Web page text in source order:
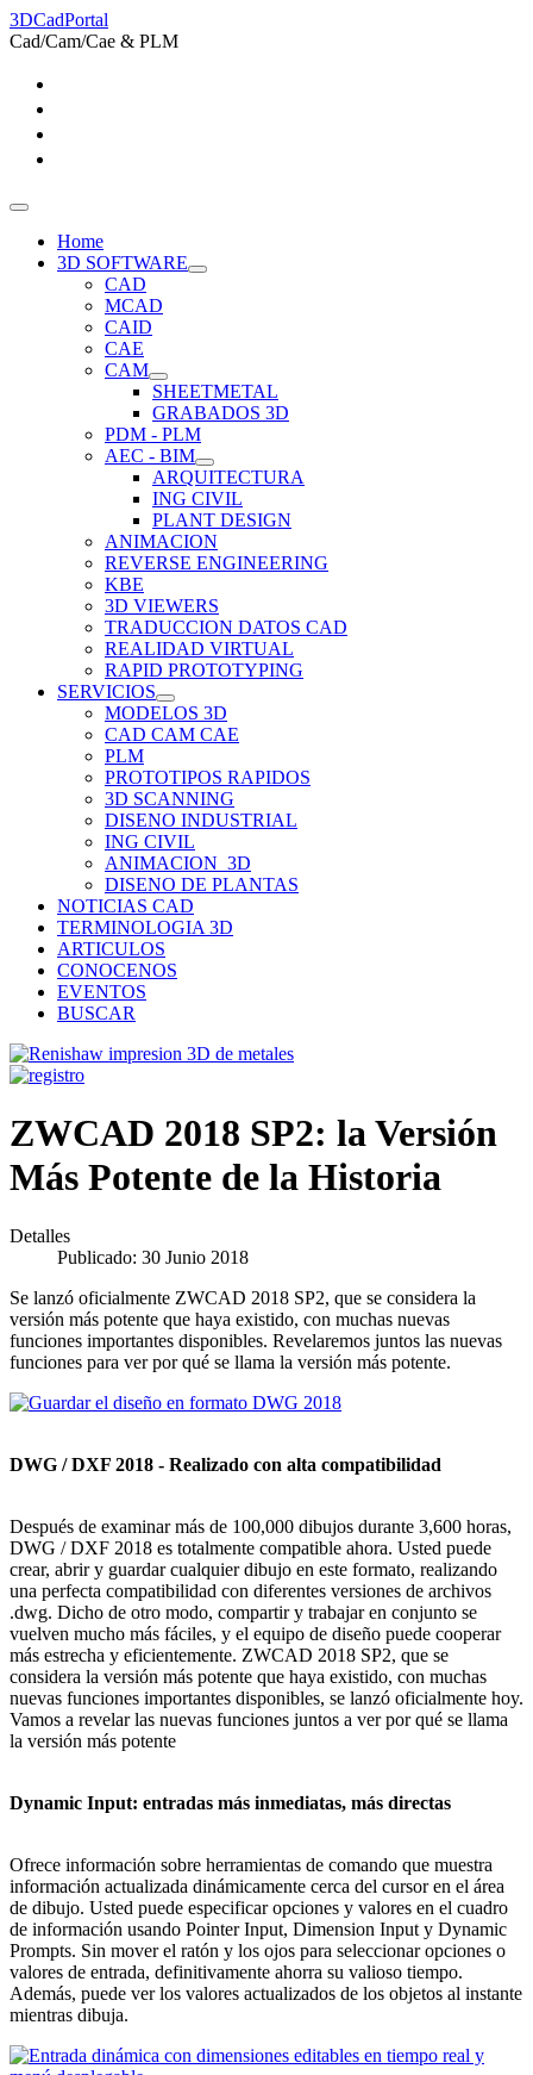
3DCadPortal
Cad/Cam/Cae & PLM
Home
3D SOFTWARE
CAD
MCAD
CAID
CAE
CAM
SHEETMETAL
GRABADOS 3D
PDM - PLM
AEC - BIM
ARQUITECTURA
ING CIVIL
PLANT DESIGN
ANIMACION
REVERSE ENGINEERING
KBE
3D VIEWERS
TRADUCCION DATOS CAD
REALIDAD VIRTUAL
RAPID PROTOTYPING
SERVICIOS
MODELOS 3D
CAD CAM CAE
PLM
PROTOTIPOS RAPIDOS
3D SCANNING
DISENO INDUSTRIAL
ING CIVIL
ANIMACION_3D
DISENO DE PLANTAS
NOTICIAS CAD
TERMINOLOGIA 3D
ARTICULOS
CONOCENOS
EVENTOS
BUSCAR
ZWCAD 2018 SP2: la Versión
Más Potente de la Historia
Detalles
Publicado: 30 Junio 2018
Se lanzó oficialmente ZWCAD 2018 SP2, que se considera la
versión más potente que haya existido, con muchas nuevas
funciones importantes disponibles. Revelaremos juntos las nuevas
funciones para ver por qué se llama la versión más potente.
DWG / DXF 2018 - Realizado con alta compatibilidad
Después de examinar más de 100,000 dibujos durante 3,600 horas,
DWG / DXF 2018 es totalmente compatible ahora. Usted puede
crear, abrir y guardar cualquier dibujo en este formato, realizando
una perfecta compatibilidad con diferentes versiones de archivos
.dwg. Dicho de otro modo, compartir y trabajar en conjunto se
vuelven mucho más fáciles, y el equipo de diseño puede cooperar
más estrecha y eficientemente. ZWCAD 2018 SP2, que se
considera la versión más potente que haya existido, con muchas
nuevas funciones importantes disponibles, se lanzó oficialmente hoy.
Vamos a revelar las nuevas funciones juntos a ver por qué se llama
la versión más potente
Dynamic Input: entradas más inmediatas, más directas
Ofrece información sobre herramientas de comando que muestra
información actualizada dinámicamente cerca del cursor en el área
de dibujo. Usted puede especificar opciones y valores en el cuadro
de información usando Pointer Input, Dimension Input y Dynamic
Prompts. Sin mover el ratón y los ojos para seleccionar opciones o
valores de entrada, definitivamente ahorra su valioso tiempo.
Además, puede ver los valores actualizados de los objetos al instante
mientras dibuja.